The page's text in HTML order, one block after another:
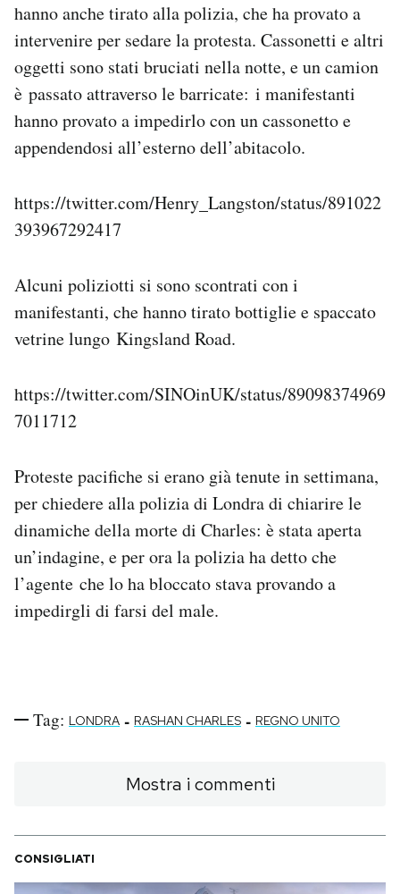
hanno anche tirato alla polizia, che ha provato a
intervenire per sedare la protesta. Cassonetti e altri
oggetti sono stati bruciati nella notte, e un camion
è passato attraverso le barricate: i manifestanti
hanno provato a impedirlo con un cassonetto e
appendendosi all’esterno dell’abitacolo.
https://twitter.com/Henry_Langston/status/891022
393967292417
Alcuni poliziotti si sono scontrati con i
manifestanti, che hanno tirato bottiglie e spaccato
vetrine lungo Kingsland Road.
https://twitter.com/SINOinUK/status/89098374969
7011712
Proteste pacifiche si erano già tenute in settimana,
per chiedere alla polizia di Londra di chiarire le
dinamiche della morte di Charles: è stata aperta
un’indagine, e per ora la polizia ha detto che
l’agente che lo ha bloccato stava provando a
impedirgli di farsi del male.
Tag: LONDRA - RASHAN CHARLES - REGNO UNITO
Mostra i commenti
CONSIGLIATI